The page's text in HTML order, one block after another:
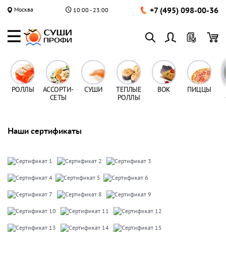
Москва 10:00 - 23:00 +7 (495) 098-00-36
РОЛЛЫ
АССОРТИ-
СЕТЫ
СУШИ
ТЕПЛЫЕ
РОЛЛЫ
ВОК ПИЦЦЫ
Наши сертификаты